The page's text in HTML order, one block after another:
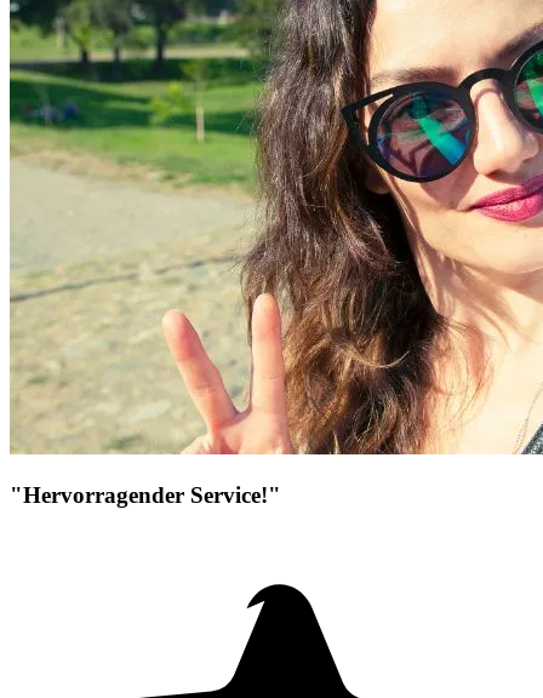
"Hervorragender Service!"